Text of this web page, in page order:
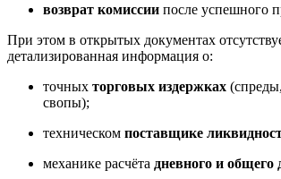
возврат комиссии после успешного
При этом в открытых документах
детализированная информация о:
точных торговых издержках
свопы);
техническом поставщике
механике расчёта дневного и общего